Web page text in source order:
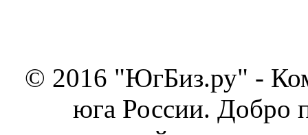
© 2016 "ЮгБиз.ру" -
юга России. Добро